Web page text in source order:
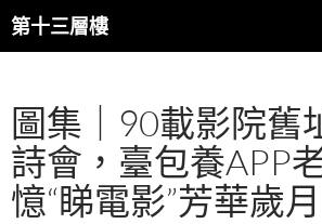
跳
至
容
第十三層樓
搜
尋
圖集｜90載影院舊
詩會，臺包養APP
憶“睇電影”芳華歲月